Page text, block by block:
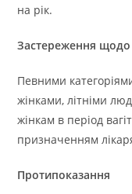
на рік.
Застереження
Певними
жінками, літніми
жінкам в період
призначенням
Протипоказання